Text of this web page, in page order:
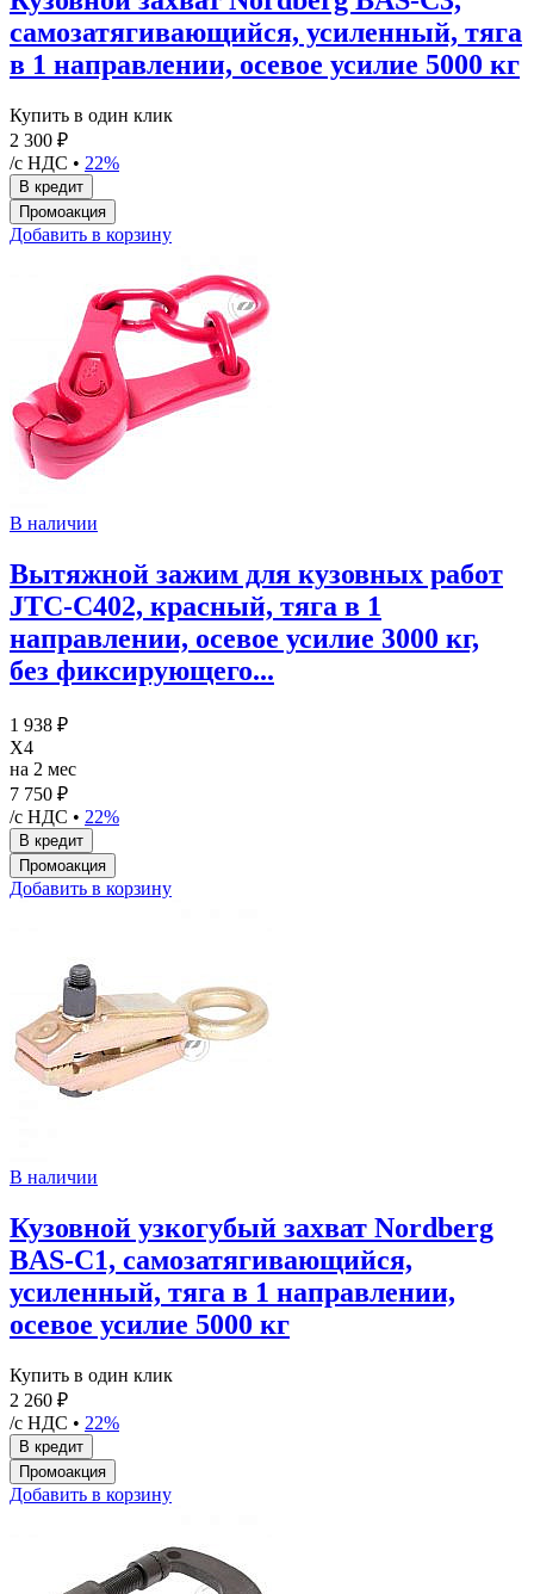
самозатягивающийся, усиленный, тяга
в 1 направлении, осевое усилие 5000 кг
Купить в один клик
2 300 ₽
/с НДС • 22%
Добавить в корзину
В наличии
Вытяжной зажим для кузовных работ
JTC-C402, красный, тяга в 1
направлении, осевое усилие 3000 кг,
без фиксирующего...
1 938 ₽
X4
на 2 мес
7 750 ₽
/с НДС • 22%
Добавить в корзину
В наличии
Кузовной узкогубый захват Nordberg
BAS-C1, самозатягивающийся,
усиленный, тяга в 1 направлении,
осевое усилие 5000 кг
Купить в один клик
2 260 ₽
/с НДС • 22%
Добавить в корзину